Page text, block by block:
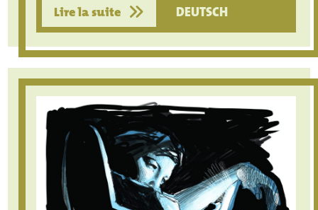
Lire la suite
DEUTSCH